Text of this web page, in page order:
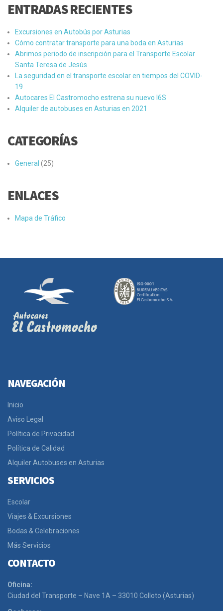
ENTRADAS RECIENTES
Excursiones en Autobús por Asturias
Cómo contratar transporte para una boda en Asturias
Abrimos periodo de inscripción para el Transporte Escolar
Santa Teresa de Jesús
La seguridad en el transporte escolar en tiempos del COVID-
19
Autocares El Castromocho estrena su nuevo I6S
Alquiler de autobuses en Asturias en 2021
CATEGORÍAS
General (25)
ENLACES
Mapa de Tráfico
NAVEGACIÓN
Inicio
Aviso Legal
Política de Privacidad
Política de Calidad
Alquiler Autobuses en Asturias
SERVICIOS
Escolar
Viajes & Excursiones
Bodas & Celebraciones
Más Servicios
CONTACTO
Oficina:
Ciudad del Transporte – Nave 1A – 33010 Colloto (Asturias)